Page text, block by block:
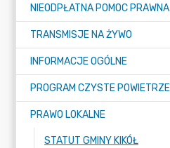
NIEODPŁATNA POMOC PRAWNA
TRANSMISJE NA ŻYWO
INFORMACJE OGÓLNE
PRAWO LOKALNE
STATUT GMINY KIKÓŁ